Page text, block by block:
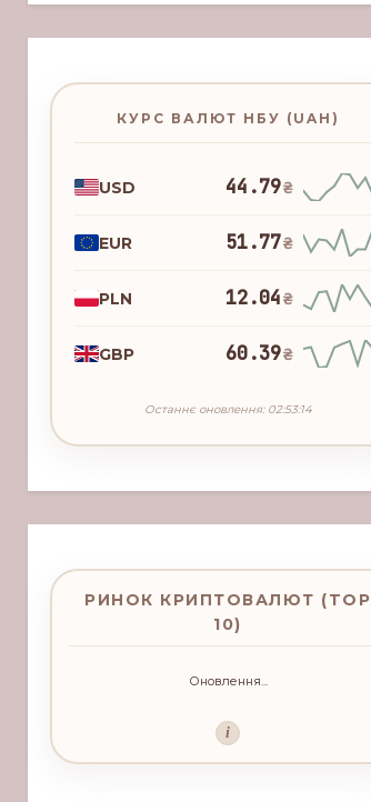
КУРС ВАЛЮТ НБУ (UAH)
USD 44.79₴
EUR 51.77₴
PLN 12.04₴
GBP 60.39₴
Останнє оновлення: 02:53:14
РИНОК КРИПТОВАЛЮТ (TOP
10)
Оновлення...
i